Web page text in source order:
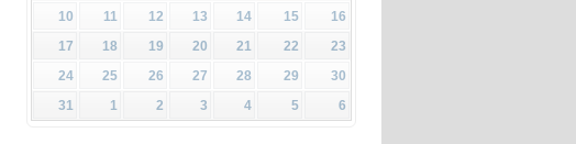
10
11 12 13 14 15
16
17
18 19 20 21 22
23
24
25 26 27 28 29
30
31
1 2 3 4 5 6